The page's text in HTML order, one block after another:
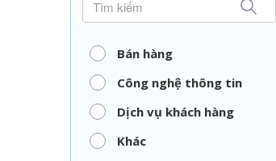
Vĩnh Long
Bán hàng
Công nghệ thông tin
Dịch vụ khách hàng
Khác